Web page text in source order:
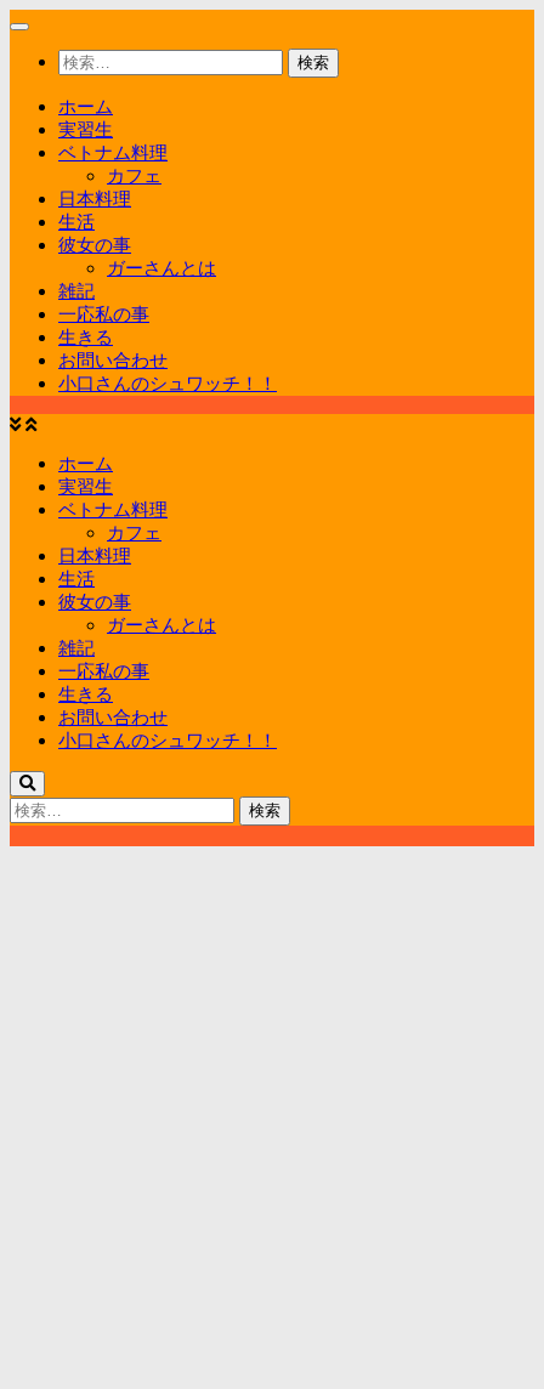
コ
検
索:
ホーム
実習生
ベトナム料理
カフェ
日本料理
生活
彼女の事
ガーさんとは
雑記
一応私の事
生きる
お問い合わせ
小口さんのシュワッチ！！
ホーム
実習生
ベトナム料理
カフェ
日本料理
生活
彼女の事
ガーさんとは
雑記
一応私の事
生きる
お問い合わせ
小口さんのシュワッチ！！
検
索: